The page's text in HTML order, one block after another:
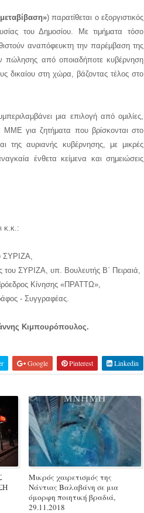
) παρατίθεται ο εξοργιστικός
του Δημοσίου. Με τιμήματα τόσο
αναπόφευκτη την παρέμβαση της
πώλησης από οποιαδήποτε κυβέρνηση
δικαίου στη χώρα, βάζοντας τέλος στο
μια επιλογή από ομιλίες,
ΜΜΕ για ζητήματα που βρίσκονται στο
της αυριανής κυβέρνησης, με μικρές
ένθετα κείμενα και σημειώσεις
κ.κ.:
ΣΥΡΙΖΑ,
ΣΥΡΙΖΑ, υπ. Βουλευτής Β΄ Πειραιά,
Κίνησης «ΠΡΑΤΤΩ»,
- Συγγραφέας.
Κιμπουρόπουλος.
Google Pinterest Linkedin
Μικρός χαιρετισμός της
Νάντιας Βαλαβάνη σε μια
όμορφη ποιητική βραδιά,
29.11.2018